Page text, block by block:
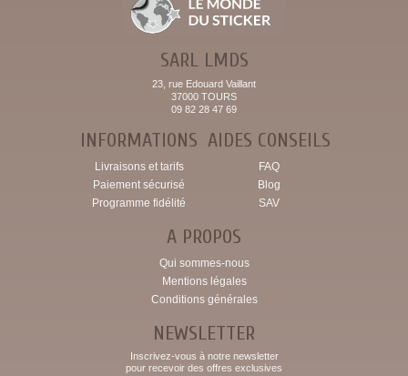
SARL LMDS
23, rue Edouard Vaillant
37000 TOURS
09 82 28 47 69
INFORMATIONS
Livraisons et tarifs
Paiement sécurisé
Programme fidélité
AIDES CONSEILS
FAQ
Blog
SAV
A PROPOS
Qui sommes-nous
Mentions légales
Conditions générales
NEWSLETTER
Inscrivez-vous à notre newsletter
pour recevoir des offres exclusives